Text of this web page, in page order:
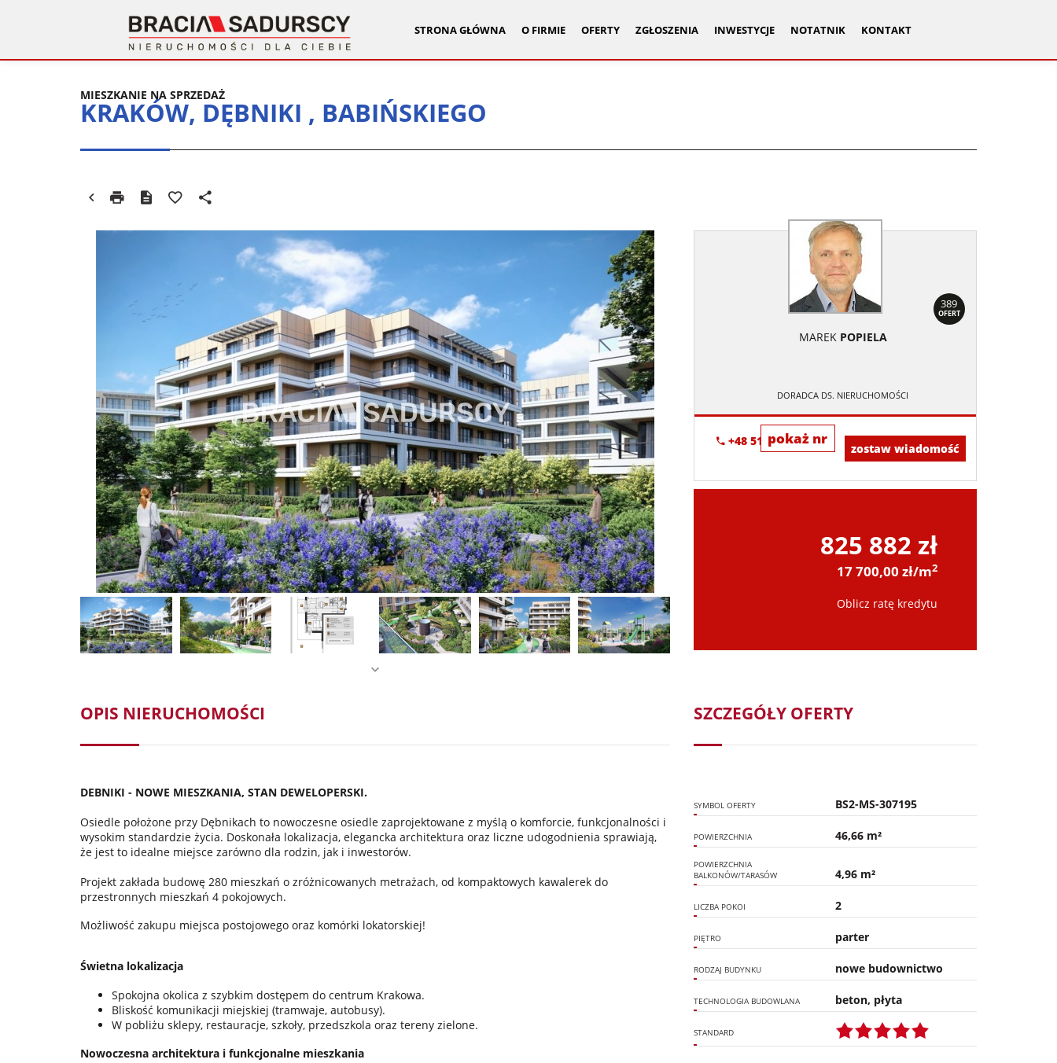
STRONA GŁÓWNA O FIRMIE OFERTY ZGŁOSZENIA INWESTYCJE NOTATNIK KONTAKT
KRAKÓW, DĘBNIKI , BABIŃSKIEGO
MIESZKANIE NA SPRZEDAŻ
389
OFERT
MAREK POPIELA
DORADCA DS. NIERUCHOMOŚCI
pokaż nr
+48 518-967-677
zostaw wiadomość
825 882 zł
17 700,00 zł/m2
Oblicz ratę kredytu
OPIS NIERUCHOMOŚCI
DEBNIKI - NOWE MIESZKANIA, STAN DEWELOPERSKI.
Osiedle położone przy Dębnikach to nowoczesne osiedle zaprojektowane z myślą o komforcie, funkcjonalności i
wysokim standardzie życia. Doskonała lokalizacja, elegancka architektura oraz liczne udogodnienia sprawiają,
że jest to idealne miejsce zarówno dla rodzin, jak i inwestorów.
Projekt zakłada budowę 280 mieszkań o zróżnicowanych metrażach, od kompaktowych kawalerek do
przestronnych mieszkań 4 pokojowych.
Możliwość zakupu miejsca postojowego oraz komórki lokatorskiej!
Świetna lokalizacja
Spokojna okolica z szybkim dostępem do centrum Krakowa.
Bliskość komunikacji miejskiej (tramwaje, autobusy).
W pobliżu sklepy, restauracje, szkoły, przedszkola oraz tereny zielone.
Nowoczesna architektura i funkcjonalne mieszkania
SZCZEGÓŁY OFERTY
SYMBOL OFERTY BS2-MS-307195
POWIERZCHNIA 46,66 m²
POWIERZCHNIA
BALKONÓW/TARASÓW
4,96 m²
LICZBA POKOI 2
PIĘTRO parter
RODZAJ BUDYNKU nowe budownictwo
TECHNOLOGIA BUDOWLANA beton, płyta
STANDARD